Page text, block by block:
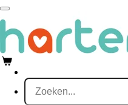
Ga
direct
naar
hoofdinhoud